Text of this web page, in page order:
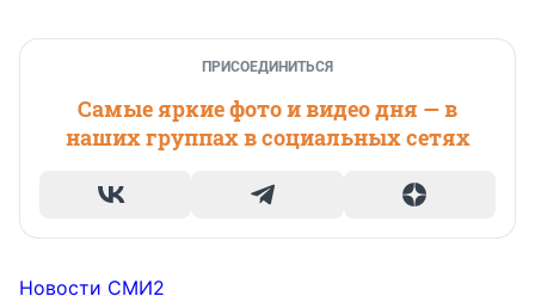
ПРИСОЕДИНИТЬСЯ
Самые яркие фото и видео дня — в
наших группах в социальных сетях
Новости СМИ2